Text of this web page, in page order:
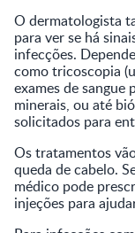
O dermatologista
para ver se há
infecções.
como tricoscopia
exames de sangue
minerais, ou até
solicitados para
Os tratamentos
queda de cabelo.
médico pode
injeções para